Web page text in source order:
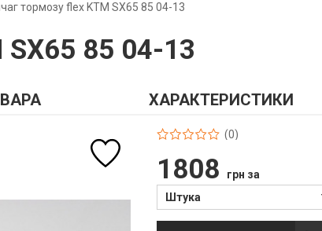
тормозу flex KTM SX65 85 04-13
SX65 85 04-13
ХАРАКТЕРИСТИКИ
(0)
1808
грн за
Штука